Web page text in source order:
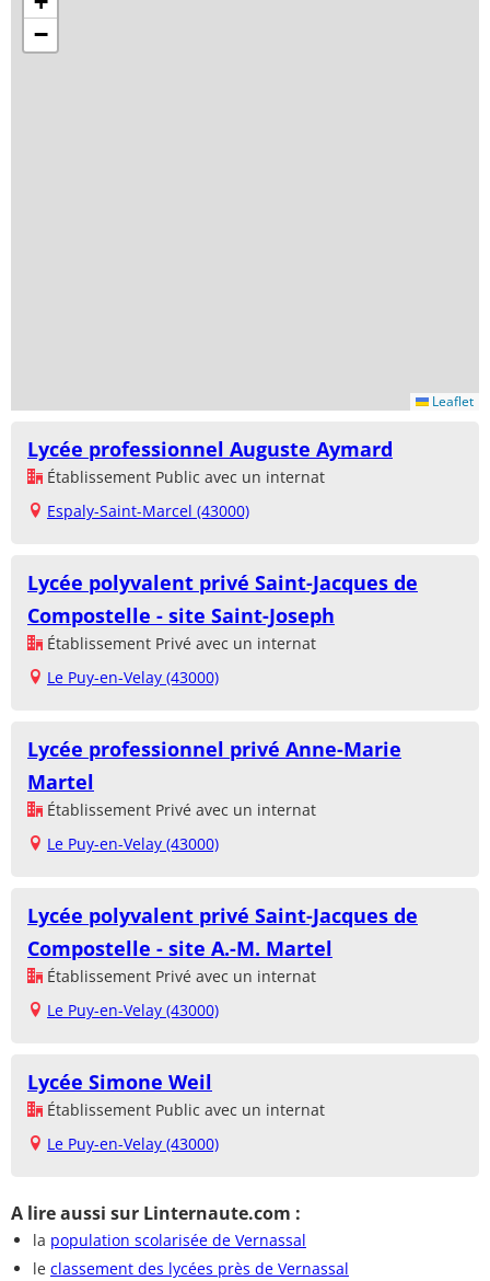
−
Leaflet
Lycée professionnel Auguste Aymard
Établissement Public avec un internat
Espaly-Saint-Marcel (43000)
Lycée polyvalent privé Saint-Jacques de
Compostelle - site Saint-Joseph
Établissement Privé avec un internat
Le Puy-en-Velay (43000)
Lycée professionnel privé Anne-Marie
Martel
Établissement Privé avec un internat
Le Puy-en-Velay (43000)
Lycée polyvalent privé Saint-Jacques de
Compostelle - site A.-M. Martel
Établissement Privé avec un internat
Le Puy-en-Velay (43000)
Lycée Simone Weil
Établissement Public avec un internat
Le Puy-en-Velay (43000)
A lire aussi sur Linternaute.com :
la population scolarisée de Vernassal
le classement des lycées près de Vernassal